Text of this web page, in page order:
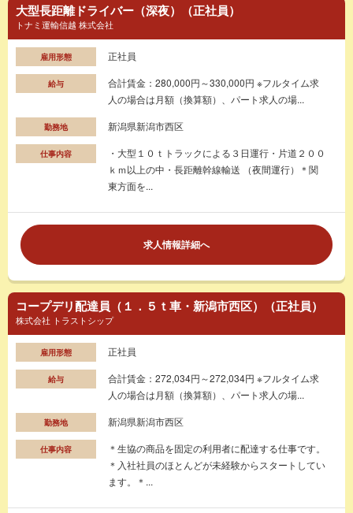
大型長距離ドライバー（深夜）（正社員）
トナミ運輸信越 株式会社
雇用形態 正社員
給与
合計賃金：280,000円～330,000円 ※フルタイム求
人の場合は月額（換算額）、パート求人の場...
勤務地 新潟県新潟市西区
仕事内容
・大型１０ｔトラックによる３日運行・片道２００
ｋｍ以上の中・長距離幹線輸送 （夜間運行）＊関
東方面を...
求人情報詳細へ
コープデリ配達員（１．５ｔ車・新潟市西区）（正社員）
株式会社 トラストシップ
雇用形態 正社員
給与
合計賃金：272,034円～272,034円 ※フルタイム求
人の場合は月額（換算額）、パート求人の場...
勤務地 新潟県新潟市西区
仕事内容
＊生協の商品を固定の利用者に配達する仕事です。
＊入社社員のほとんどが未経験からスタートしてい
ます。＊...